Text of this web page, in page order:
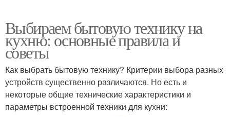
Выбираем бытовую технику на
кухню: основные правила и
советы
Как выбрать бытовую технику? Критерии выбора разных
устройств существенно различаются. Но есть и
некоторые общие технические характеристики и
параметры встроенной техники для кухни: